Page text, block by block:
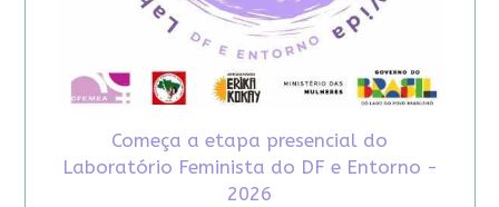
Começa a etapa presencial do
Laboratório Feminista do DF e Entorno -
2026